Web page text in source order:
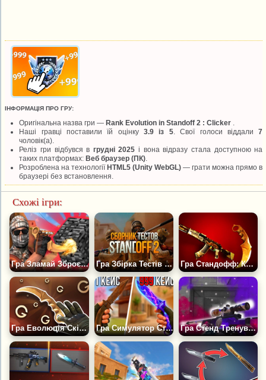
ІНФОРМАЦІЯ ПРО ГРУ:
Оригінальна назва гри —Rank Evolution in Standoff 2 : Clicker
Наші гравці поставили їй оцінку3.9 із 5. Свої голоси віддали7
чоловік(а).
Реліз гри відбувся в грудні 2025 і вона відразу стала доступною на
таких платформах:Веб браузер (ПК)
Розроблена на технологіїHTML5 (Unity WebGL) — грати можна прямо в
браузері без встановлення.
Схожі ігри:
Гра Зламай Зброєю з Standoff 2: Пісочниця Гра Збірка Тестів Standoff 2 Гра Стандофф: Контратака
Гра Еволюція Скінів Симулятор Standoff 2 Гра Симулятор Стандоф 2: Відкриття Безкоштовних Кейсів Гра Стенд Тренування